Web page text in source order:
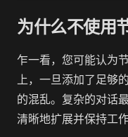
为什么不使用
乍一看，您可能认为
上，一旦添加了足够
的混乱。复杂的对话
清晰地扩展并保持工